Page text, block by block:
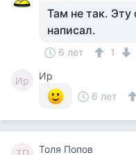
Там не так. Эту
написал.
6 лет 1
Ир
Ир
6 лет
Толя Попов